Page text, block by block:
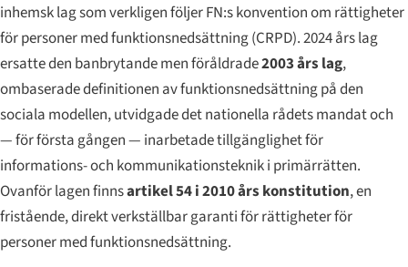
inhemsk lag som verkligen följer FN:s konvention om rättigheter
för personer med funktionsnedsättning (CRPD). 2024 års lag
ersatte den banbrytande men föråldrade2003 års lag,
ombaserade definitionen av funktionsnedsättning på den
sociala modellen, utvidgade det nationella rådets mandat och
— för första gången — inarbetade tillgänglighet för
informations- och kommunikationsteknik i primärrätten.
Ovanför lagen finnsartikel 54 i 2010 års konstitution, en
fristående, direkt verkställbar garanti för rättigheter för
personer med funktionsnedsättning.